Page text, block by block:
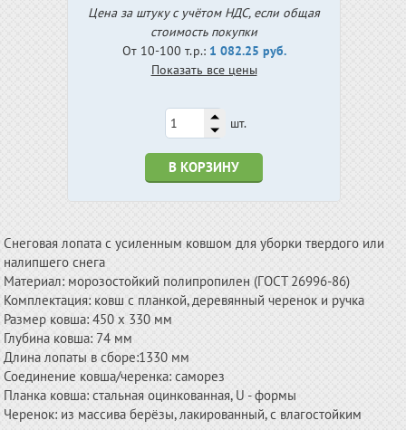
Цена за штуку с учётом НДС, если общая
стоимость покупки
От 10-100 т.р.: 1 082.25 руб.
Показать все цены
шт.
В КОРЗИНУ
Снеговая лопата с усиленным ковшом для уборки твердого или
налипшего снега
Материал: морозостойкий полипропилен (ГОСТ 26996-86)
Комплектация: ковш с планкой, деревянный черенок и ручка
Размер ковша: 450 х 330 мм
Глубина ковша: 74 мм
Длина лопаты в сборе:1330 мм
Соединение ковша/черенка: саморез
Планка ковша: стальная оцинкованная, U - формы
Черенок: из массива берёзы, лакированный, с влагостойким